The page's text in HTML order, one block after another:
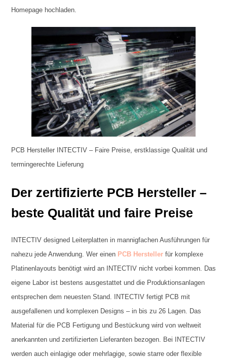
Homepage hochladen.
PCB Hersteller INTECTIV – Faire Preise, erstklassige Qualität und
termingerechte Lieferung
Der zertifizierte PCB Hersteller –
beste Qualität und faire Preise
INTECTIV designed Leiterplatten in mannigfachen Ausführungen für
nahezu jede Anwendung. Wer einen PCB Herstellerfür komplexe
Platinenlayouts benötigt wird an INTECTIV nicht vorbei kommen. Das
eigene Labor ist bestens ausgestattet und die Produktionsanlagen
entsprechen dem neuesten Stand. INTECTIV fertigt PCB mit
ausgefallenen und komplexen Designs – in bis zu 26 Lagen. Das
Material für die PCB Fertigung und Bestückung wird von weltweit
anerkannten und zertifizierten Lieferanten bezogen. Bei INTECTIV
werden auch einlagige oder mehrlagige, sowie starre oder flexible